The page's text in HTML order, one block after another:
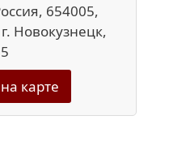
654005,
Новокузнецк,
карте